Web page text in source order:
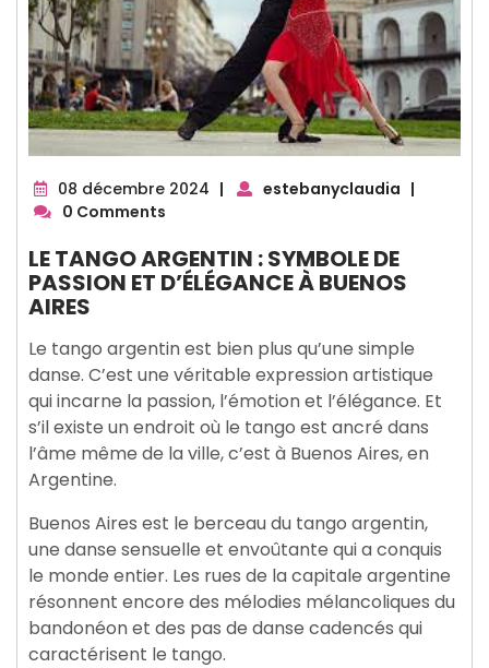
08 décembre 2024 08
| estebanyclaudia |
0 Comments
LE TANGO ARGENTIN : SYMBOLE DE
PASSION ET D’ÉLÉGANCE À BUENOS
AIRES
Le tango argentin est bien plus qu’une simple
danse. C’est une véritable expression artistique
qui incarne la passion, l’émotion et l’élégance. Et
s’il existe un endroit où le tango est ancré dans
l’âme même de la ville, c’est à Buenos Aires, en
Argentine.
Buenos Aires est le berceau du tango argentin,
une danse sensuelle et envoûtante qui a conquis
le monde entier. Les rues de la capitale argentine
résonnent encore des mélodies mélancoliques du
bandonéon et des pas de danse cadencés qui
caractérisent le tango.